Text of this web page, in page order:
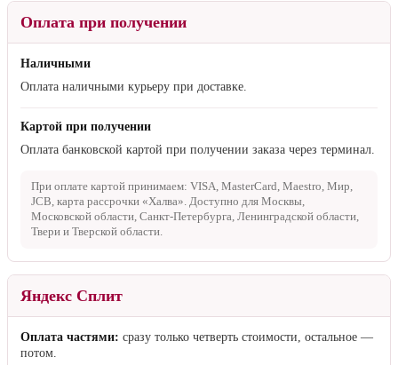
Оплата при получении
Наличными
Оплата наличными курьеру при доставке.
Картой при получении
Оплата банковской картой при получении заказа через терминал.
При оплате картой принимаем: VISA, MasterCard, Maestro, Мир,
JCB, карта рассрочки «Халва». Доступно для Москвы,
Московской области, Санкт-Петербурга, Ленинградской области,
Твери и Тверской области.
Яндекс Сплит
Оплата частями: сразу только четверть стоимости, остальное —
потом.